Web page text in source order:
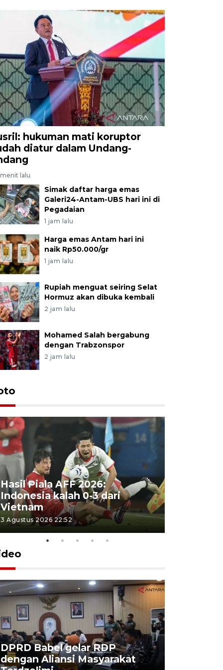
hukuman mati koruptor
diatur dalam Undang-
lalu
Simak daftar harga emas
Galeri24-Antam-UBS hari ini di
Pegadaian
1 jam lalu
Harga emas Antam hari ini
naik Rp50.000/gr
1 jam lalu
Rupiah menguat seiring Selat
Hormuz akan dibuka kembali
2 jam lalu
Mohamed Salah bergabung
dengan Trabzonspor
2 jam lalu
Hasil Piala AFF 2026:
Indonesia kalah 0-3 dari
Vietnam
3 Agustus 2026 22:52
DPRD Babel gelar RDP
dengan Aliansi Masyarakat